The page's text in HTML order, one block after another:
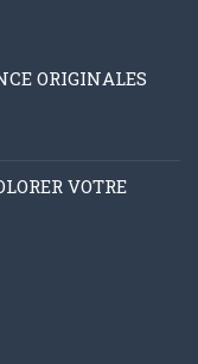
ORIGINALES
VOTRE